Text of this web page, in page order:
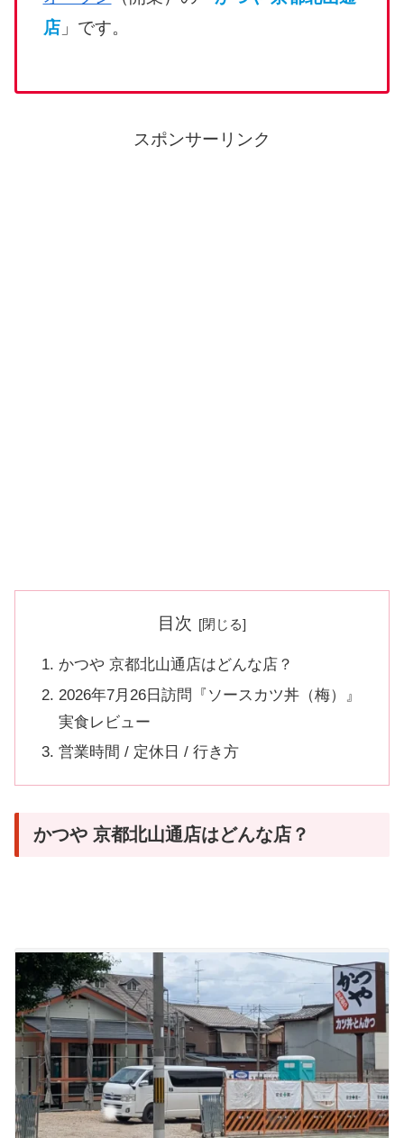
店」です。
スポンサーリンク
目次
かつや 京都北山通店はどんな店？
2026年7月26日訪問『ソースカツ丼（梅）』
実食レビュー
営業時間 / 定休日 / 行き方
かつや 京都北山通店はどんな店？